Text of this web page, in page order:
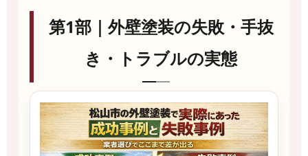
第1部｜外壁塗装の失敗・手抜
き・トラブルの実態